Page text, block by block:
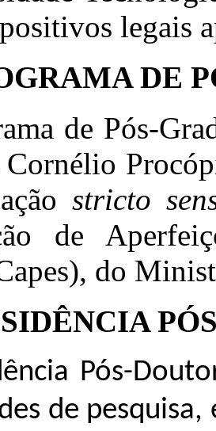
legais
DE
de Pós-
stricto
de
do
Pós-
de